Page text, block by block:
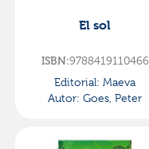
El sol
ISBN:9788419110466
Editorial: Maeva
Autor: Goes, Peter